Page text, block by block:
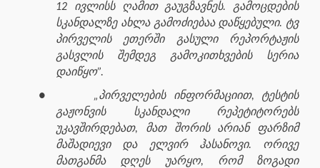
12 ივლისს ღამით გაუგზავნეს. გამოცდების
სკანდალზე ახლა გამოძიებაა დაწყებული. ტვ
პირველის ეთერში გასული რეპორტაჟის
გასვლის შემდეგ გამოკითხვების სერია
დაიწყო”.
●
„პირველების ინფორმაციით, ტესტის
გაჟონვის სკანდალი რეპეტიტორებს
უკავშირდებათ, მათ შორის არიან ფარზიმ
მაშადიევი და ელვირ ჰასანოვი. ორივე
მათგანმა დღეს უარყო, რომ ზოგადი